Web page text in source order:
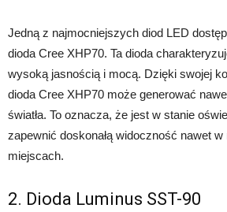
Jedną z najmocniejszych diod LED
dioda Cree XHP70. Ta dioda
wysoką jasnością i mocą. Dzięki swojej
dioda Cree XHP70 może generować
światła. To oznacza, że jest w stanie
zapewnić doskonałą widoczność nawet
miejscach.
2. Dioda Luminus SST-90